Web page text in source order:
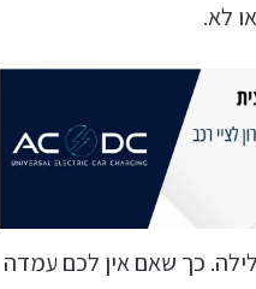
לא.
כך שאם אין לכם עמדה